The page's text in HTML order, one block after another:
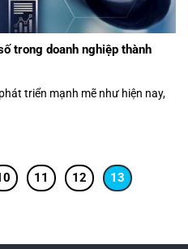
trong doanh nghiệp thành
triển mạnh mẽ như hiện nay,
11 12 13